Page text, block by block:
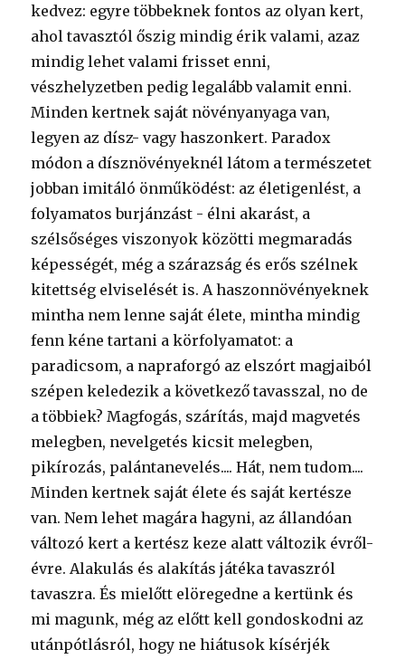
kedvez: egyre többeknek fontos az olyan kert,
ahol tavasztól őszig mindig érik valami, azaz
mindig lehet valami frisset enni,
vészhelyzetben pedig legalább valamit enni.
Minden kertnek saját növényanyaga van,
legyen az dísz- vagy haszonkert. Paradox
módon a dísznövényeknél látom a természetet
jobban imitáló önműködést: az életigenlést, a
folyamatos burjánzást - élni akarást, a
szélsőséges viszonyok közötti megmaradás
képességét, még a szárazság és erős szélnek
kitettség elviselését is. A haszonnövényeknek
mintha nem lenne saját élete, mintha mindig
fenn kéne tartani a körfolyamatot: a
paradicsom, a napraforgó az elszórt magjaiból
szépen keledezik a következő tavasszal, no de
a többiek? Magfogás, szárítás, majd magvetés
melegben, nevelgetés kicsit melegben,
pikírozás, palántanevelés.... Hát, nem tudom....
Minden kertnek saját élete és saját kertésze
van. Nem lehet magára hagyni, az állandóan
változó kert a kertész keze alatt változik évről-
évre. Alakulás és alakítás játéka tavaszról
tavaszra. És mielőtt elöregedne a kertünk és
mi magunk, még az előtt kell gondoskodni az
utánpótlásról, hogy ne hiátusok kísérjék